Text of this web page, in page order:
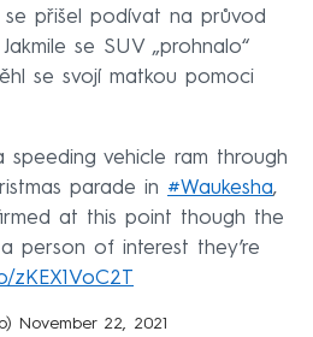
se přišel podívat na průvod
se SUV „prohnalo“
se svojí matkou pomoci
speeding vehicle ram through
parade in #Waukesha,
at this point though the
person of interest they’re
zKEX1VoC2T
November 22, 2021